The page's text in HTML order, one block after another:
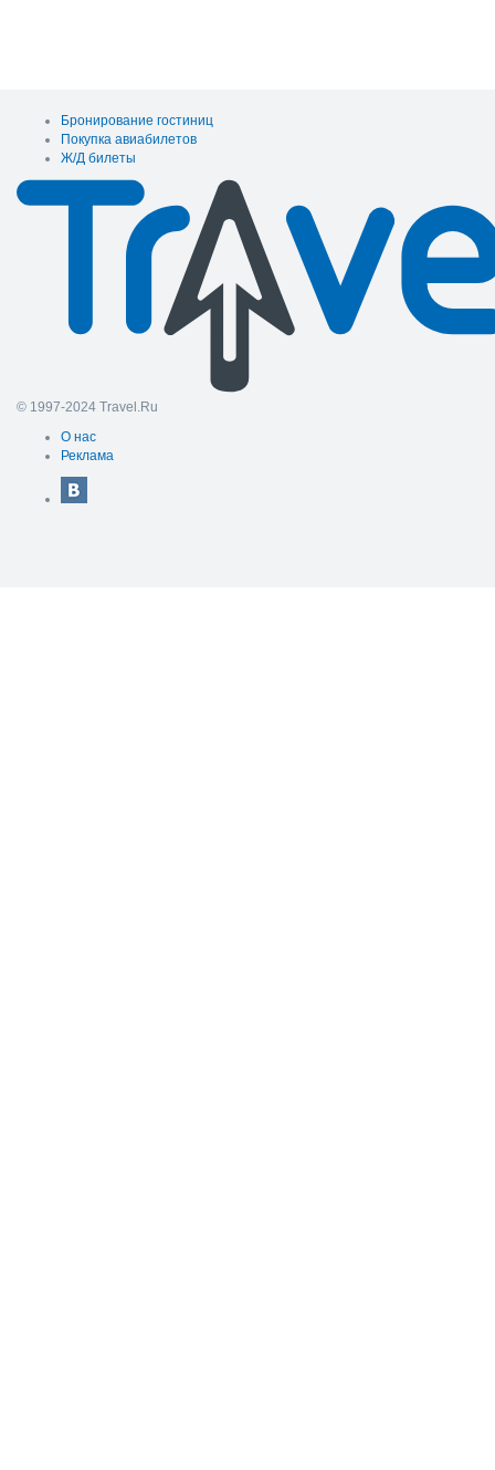
Бронирование гостиниц
Покупка авиабилетов
Ж/Д билеты
© 1997-2024 Travel.Ru
О нас
Реклама